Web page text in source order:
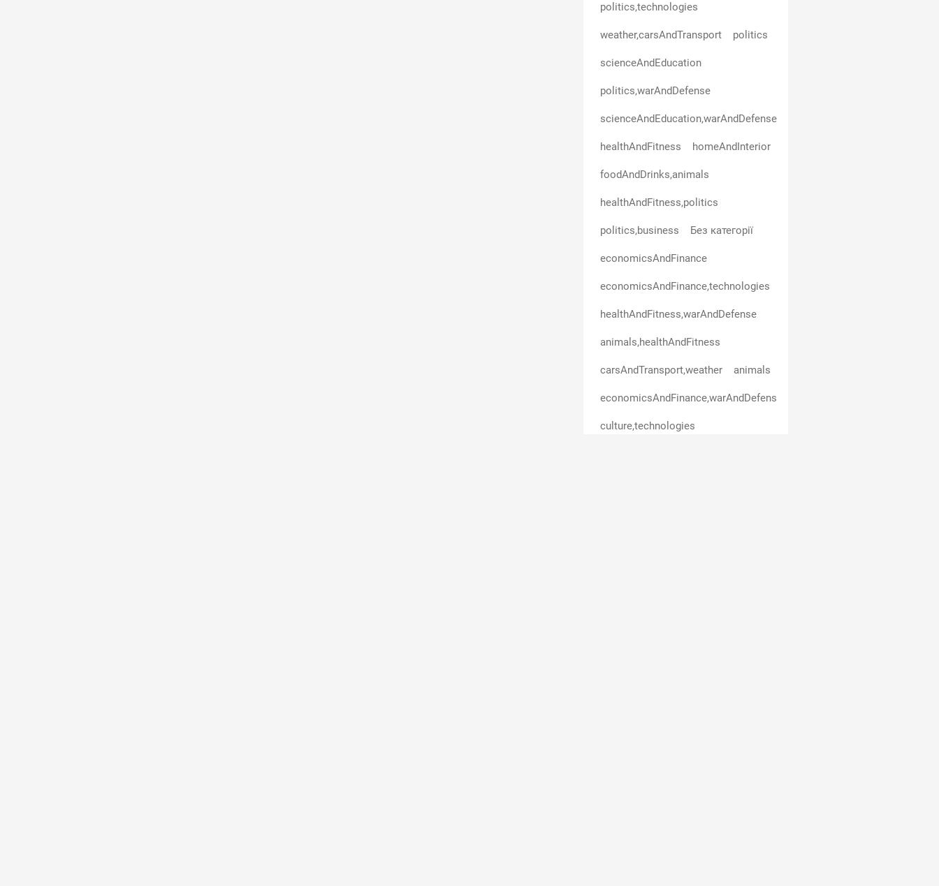
politics,technologies
weather,carsAndTransport politics
scienceAndEducation
politics,warAndDefense
scienceAndEducation,warAndDefense
healthAndFitness homeAndInterior
foodAndDrinks,animals
healthAndFitness,politics
politics,business Без категорії
economicsAndFinance
economicsAndFinance,technologies
healthAndFitness,warAndDefense
animals,healthAndFitness
carsAndTransport,weather animals
economicsAndFinance,warAndDefense
culture,technologies